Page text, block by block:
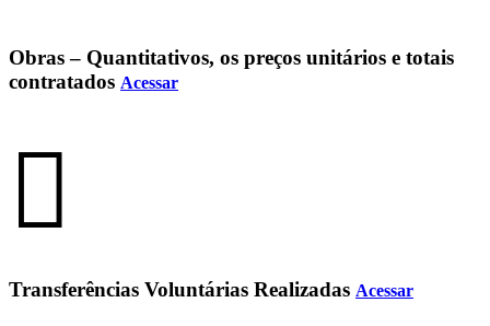
Obras – Quantitativos, os preços unitários e totais
contratados Acessar
Transferências Voluntárias Realizadas Acessar